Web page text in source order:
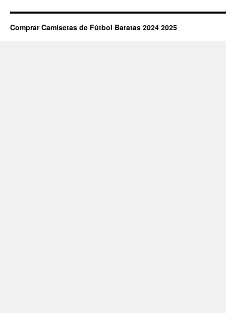
Comprar Camisetas de Fútbol Baratas 2024 2025